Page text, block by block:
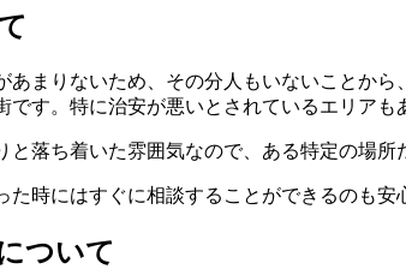
あまりないため、その分人もいないことか
す。特に治安が悪いとされているエリアも
と落ち着いた雰囲気なので、ある特定の場
時にはすぐに相談することができるのも安
ついて